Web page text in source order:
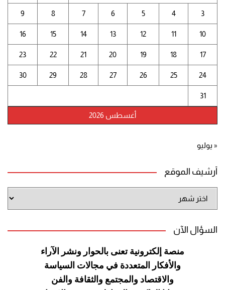
أغسطس 2026
3
4
5
6
7
8
9
10
11
12
13
14
15
16
17
18
19
20
21
22
23
24
25
26
27
28
29
30
31
« يوليو
أرشيف الموقع
الموقع
السؤال الآن
منصة إلكترونية تعنى بالحوار ونشر الآراء
والأفكار المتعددة في مجالات السياسة
والاقتصاد والمجتمع والثقافة والفن